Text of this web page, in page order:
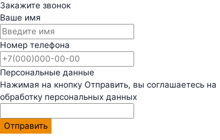
Закажите звонок
Ваше имя
Номер телефона
Персональные данные
Нажимая на кнопку Отправить, вы соглашаетесь на
обработку персональных данных
Отправить